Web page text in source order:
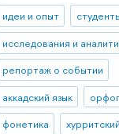
идеи и опыт
исследования и
репортаж о событии
аккадский язык
фонетика